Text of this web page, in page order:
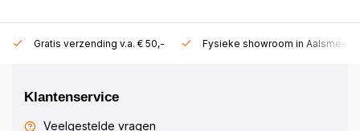
Gratis verzending v.a. € 50,- Fysieke showroom in Aalsmeer!
Klantenservice
Veelgestelde vragen